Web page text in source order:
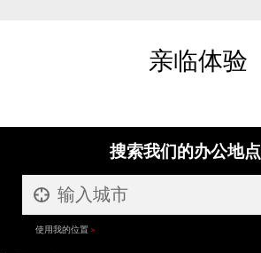
亲临体验
搜索我们的办公地点
使用我的位置